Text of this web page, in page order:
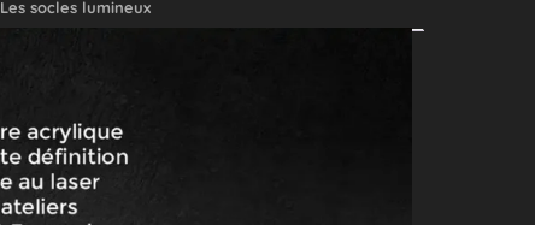
Les socles lumineux